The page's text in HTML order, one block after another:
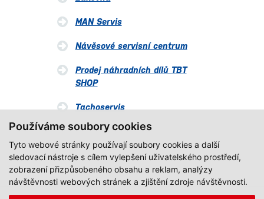
Používáme soubory cookies
Tyto webové stránky používají soubory cookies a další
sledovací nástroje s cílem vylepšení uživatelského prostředí,
zobrazení přizpůsobeného obsahu a reklam, analýzy
návštěvnosti webových stránek a zjištění zdroje návštěvnosti.
MAN Servis
Návěsové servisní centrum
Prodej náhradních dílů TBT
SHOP
Tachoservis